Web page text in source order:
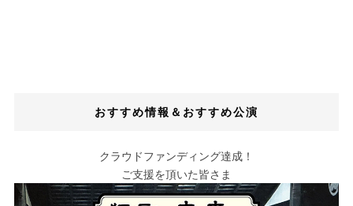
おすすめ情報＆おすすめ公演
クラウドファンディング達成！
ご支援を頂いた皆さま